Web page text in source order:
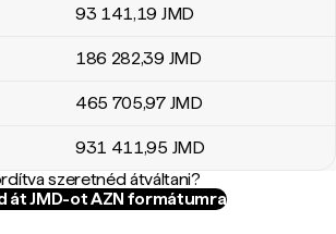
93 141,19 JMD
186 282,39 JMD
465 705,97 JMD
931 411,95 JMD
szeretnéd átváltani?
át JMD-ot AZN formátumra